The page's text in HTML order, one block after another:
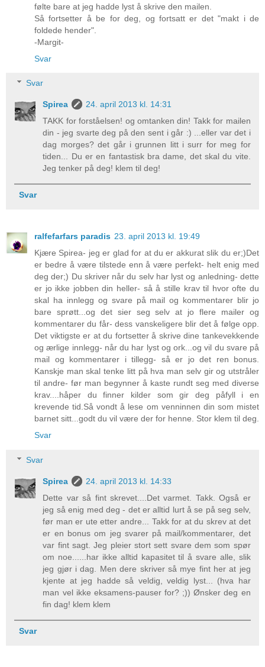
følte bare at jeg hadde lyst å skrive den mailen.
Så fortsetter å be for deg, og fortsatt er det "makt i de
foldede hender".
-Margit-
Svar
Svar
Spirea
24. april 2013 kl. 14:31
TAKK for forståelsen! og omtanken din! Takk for mailen
din - jeg svarte deg på den sent i går :) ...eller var det i
dag morges? det går i grunnen litt i surr for meg for
tiden... Du er en fantastisk bra dame, det skal du vite.
Jeg tenker på deg! klem til deg!
Svar
ralfefarfars paradis 23. april 2013 kl. 19:49
Kjære Spirea- jeg er glad for at du er akkurat slik du er;)Det
er bedre å være tilstede enn å være perfekt- helt enig med
deg der;) Du skriver når du selv har lyst og anledning- dette
er jo ikke jobben din heller- så å stille krav til hvor ofte du
skal ha innlegg og svare på mail og kommentarer blir jo
bare sprøtt...og det sier seg selv at jo flere mailer og
kommentarer du får- dess vanskeligere blir det å følge opp.
Det viktigste er at du fortsetter å skrive dine tankevekkende
og ærlige innlegg- når du har lyst og ork...og vil du svare på
mail og kommentarer i tillegg- så er jo det ren bonus.
Kanskje man skal tenke litt på hva man selv gir og utstråler
til andre- før man begynner å kaste rundt seg med diverse
krav....håper du finner kilder som gir deg påfyll i en
krevende tid.Så vondt å lese om venninnen din som mistet
barnet sitt...godt du vil være der for henne. Stor klem til deg.
Svar
Svar
Spirea
24. april 2013 kl. 14:33
Dette var så fint skrevet....Det varmet. Takk. Også er
jeg så enig med deg - det er alltid lurt å se på seg selv,
før man er ute etter andre... Takk for at du skrev at det
er en bonus om jeg svarer på mail/kommentarer, det
var fint sagt. Jeg pleier stort sett svare dem som spør
om noe......har ikke alltid kapasitet til å svare alle, slik
jeg gjør i dag. Men dere skriver så mye fint her at jeg
kjente at jeg hadde så veldig, veldig lyst... (hva har
man vel ikke eksamens-pauser for? ;)) Ønsker deg en
fin dag! klem klem
Svar